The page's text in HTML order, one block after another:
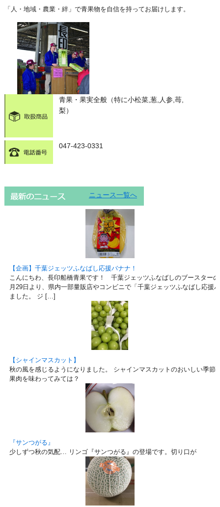
「人・地域・農業・絆」で青果物を自信を持ってお届けします。
青果・果実全般（特に小松菜,葱,人参,苺,
梨）
047-423-0331
ニュース一覧へ
【企画】千葉ジェッツふなばし応援バナナ！
こんにちわ、長印船橋青果です！ 千葉ジェッツふなばしのブースター
月29日より、県内一部量販店やコンビニで「千葉ジェッツふなばし応援
ました。 ジ […]
【シャインマスカット】
秋の風を感じるようになりました。 シャインマスカットのおいしい季節
果肉を味わってみては？
『サンつがる』
少しずつ秋の気配… リンゴ『サンつがる』の登場です。切り口が